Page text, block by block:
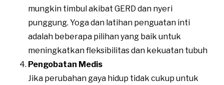
mungkin timbul akibat GERD dan nyeri
punggung. Yoga dan latihan penguatan inti
adalah beberapa pilihan yang baik untuk
meningkatkan fleksibilitas dan kekuatan tubuh​
Pengobatan Medis
Jika perubahan gaya hidup tidak cukup untuk